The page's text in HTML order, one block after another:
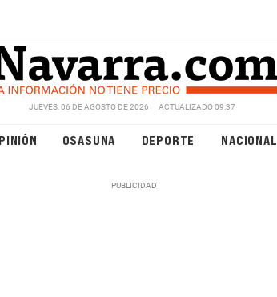
JUEVES, 06 DE AGOSTO DE 2026 ACTUALIZADO 09:37
OSASUNA DEPORTE NACIONAL